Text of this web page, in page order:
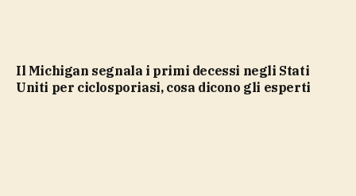
Il Michigan segnala i primi decessi negli Stati
Uniti per ciclosporiasi, cosa dicono gli esperti